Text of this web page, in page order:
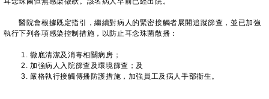
醫院會根據既定指引，繼續對病人的緊密接觸者展開追蹤篩查，並已加強
執行下列各項感染控制措施，以防止耳念珠菌散播：
徹底清潔及消毒相關病房；
加強病人入院篩查及環境篩查；及
嚴格執行接觸傳播防護措施，加強員工及病人手部衞生。